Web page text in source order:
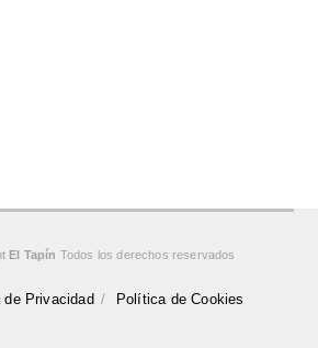
El Tapín Todos los derechos reservados
de Privacidad Política de Cookies